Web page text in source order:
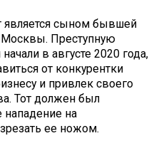
сыном бывшей
Москвы. Преступную
в августе 2020 года,
от конкурентки
и привлек своего
Тот должен был
нападение на
ее ножом.